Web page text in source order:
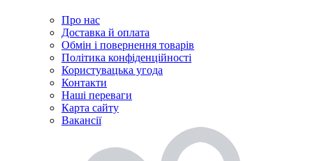
Про нас
Доставка й оплата
Обмін і повернення товарів
Політика конфіденційності
Користувацька угода
Контакти
Наші переваги
Карта сайту
Вакансії